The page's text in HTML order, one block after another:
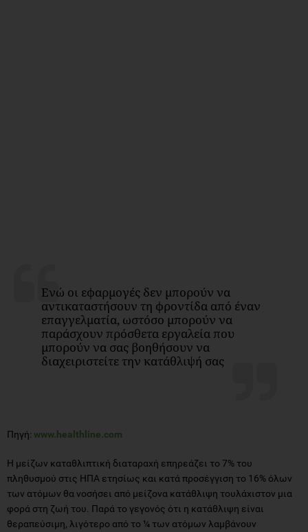
Ενώ οι εφαρμογές δεν μπορούν να
αντικαταστήσουν τη φροντίδα από έναν
επαγγελματία, ωστόσο μπορούν να
παράσχουν πρόσθετα εργαλεία που
μπορούν να σας βοηθήσουν να
διαχειριστείτε την κατάθλιψή σας
Πηγή: www.healthline.com
Η μείζων καταθλιπτική διαταραχή επηρεάζει το 7% του
πληθυσμού στις ΗΠΑ ετησίως και κατά προσέγγιση το 16% όλων
των ατόμων θα νοσήσει από μείζονα κατάθλιψη τουλάχιστον μια
φορά στη ζωή του. Παρά το γεγονός ότι η κατάθλιψη είναι
θεραπεύσιμη, λιγότερο από το ¼ των ατόμων λαμβάνουν